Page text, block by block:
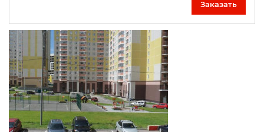
Заказать